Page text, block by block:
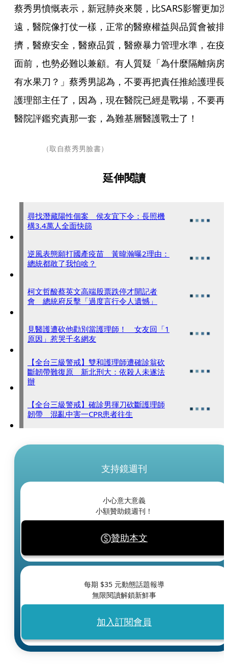
蔡秀男憤慨表示，新冠肺炎來襲，比SARS影響更加深
遠，醫院像打仗一樣，正常的醫療權益與品質會被排
擠，醫療安全，醫療品質，醫療暴力管理水準，在疫
面前，也勢必難以兼顧。有人質疑「為什麼隔離病房
有水果刀？」蔡秀男認為，不要再把責任推給護理長
護理部主任了，因為，現在醫院已經是戰場，不要再
醫院評鑑究責那一套，為難基層醫護戰士了！
（取自蔡秀男臉書）
延伸閱讀
尋找潛藏陽性個案 侯友宜下令：長照機
構3.4萬人全面快篩
逆風表態願打國產疫苗 黃暐瀚曝2理由：
總統都敢了我怕啥？
柯文哲酸蔡英文高端股票跌停才開記者
會 總統府反擊「過度言行令人遺憾」
見醫護遭砍他勸別當護理師！ 女友回「1
原因」惹哭千名網友
【全台三級警戒】雙和護理師遭確診翁砍
斷韌帶難復原 新北刑大：依殺人未遂法
辦
【全台三級警戒】確診男揮刀砍斷護理師
韌帶 混亂中害一CPR患者往生
支持鏡週刊
小心意大意義
小額贊助鏡週刊！
贊助本文
每期 $35 元動態話題報導
無限閱讀解鎖新鮮事
加入訂閱會員